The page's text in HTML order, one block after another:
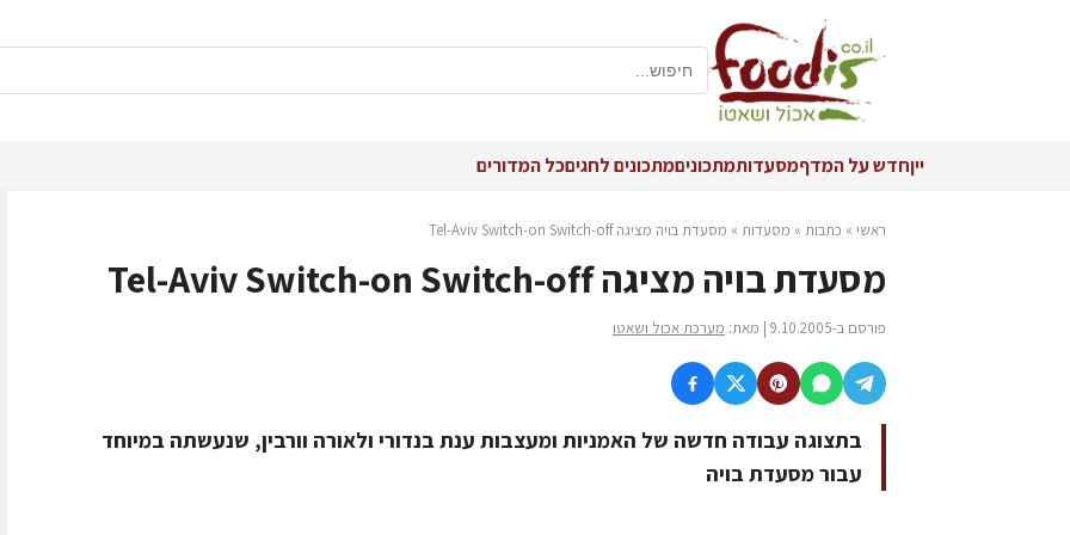
ייןחדש על המדףמסעדותמתכוניםמתכונים לחגיםכל המדורים
ראשי » כתבות » מסעדות » מסעדת בויה מציגה Tel-Aviv Switch-on Switch-off
מסעדת בויה מציגה Tel-Aviv Switch-on Switch-off
פורסם ב-9.10.2005 | מאת: מערכת אכול ושאטו
בתצוגה עבודה חדשה של האמניות ומעצבות ענת בנדורי ולאורה וורבין, שנעשתה במיוחד
עבור מסעדת בויה